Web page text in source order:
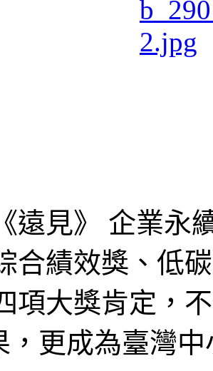
遠見》 企業永
合績效獎、低
項大獎肯定，
，更成為臺灣